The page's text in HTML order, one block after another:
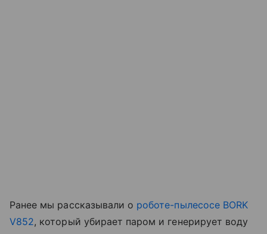
Ранее мы рассказывали о роботе-пылесосе BORK
V852, который убирает паром и генерирует воду